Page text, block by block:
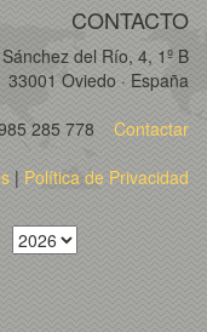
CONTACTO
del Río, 4, 1º B
33001 Oviedo · España
285 778
Contactar
| Política de Privacidad